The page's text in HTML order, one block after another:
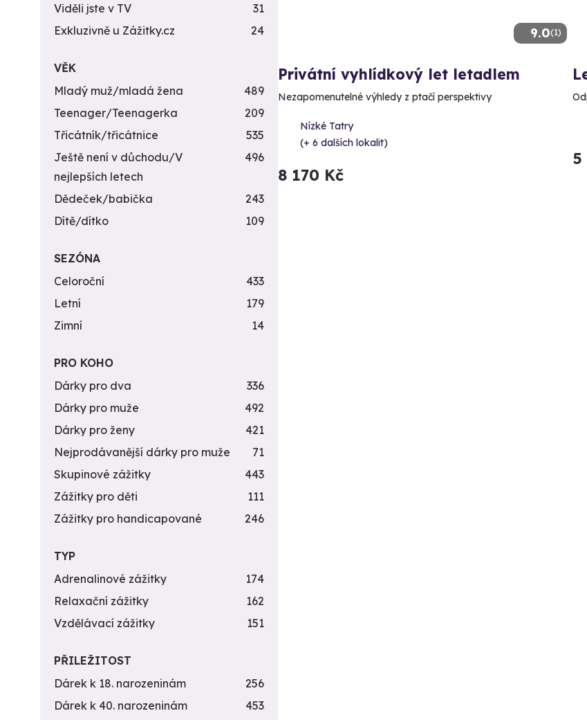
9.0(1)
Privátní vyhlídkový let letadlem
Nezapomenutelné výhledy z ptačí perspektivy
Nízké Tatry
(+ 6 dalších lokalit)
8 170 Kč
5
Viděli jste v TV
31
Exkluzivně u Zážitky.cz
24
VĚK
Mladý muž/mladá žena
489
Teenager/Teenagerka
209
Třicátník/třicátnice
535
Ještě není v důchodu/V
nejlepších letech
496
Dědeček/babička
243
Dítě/dítko
109
SEZÓNA
Celoroční
433
Letní
179
Zimní
14
PRO KOHO
Dárky pro dva
336
Dárky pro muže
492
Dárky pro ženy
421
Nejprodávanější dárky pro muže
71
Skupinové zážitky
443
Zážitky pro děti
111
Zážitky pro handicapované
246
TYP
Adrenalinové zážitky
174
Relaxační zážitky
162
Vzdělávací zážitky
151
PŘILEŽITOST
Dárek k 18. narozeninám
256
Dárek k 40. narozeninám
453